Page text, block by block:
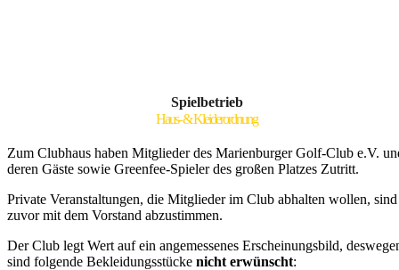
Spielbetrieb
Haus- & Kleiderordnung
Zum Clubhaus haben Mitglieder des Marienburger Golf-Club e.V.
deren Gäste sowie Greenfee-Spieler des großen Platzes Zutritt.
Private Veranstaltungen, die Mitglieder im Club abhalten wollen, sind
zuvor mit dem Vorstand abzustimmen.
Der Club legt Wert auf ein angemessenes Erscheinungsbild,
sind folgende Bekleidungsstücke nicht erwünscht: